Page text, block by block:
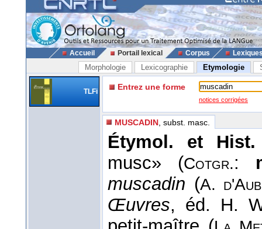
Accueil Portail lexical Corpus
Morphologie Lexicographie Etymologie
TLFi Entrez une forme
notices corrigées
MUSCADIN , subst. masc.
Étymol. et
musc» (Cotgr.:
muscadin (A.
Œuvres, éd. H.